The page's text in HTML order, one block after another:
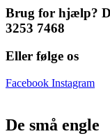
Brug for hjælp?
3253 7468
Eller følge os
Facebook Instagram
De små engle